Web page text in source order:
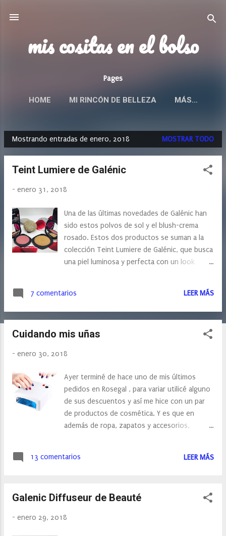
mis cositas en el bolso
Pages
HOME MI RINCÓN DE BELLEZA MÁS…
E
n
Mostrando entradas de enero, 2018 MOSTRAR TODO
Teint Lumiere de Galénic
- enero 31, 2018
Una de las últimas novedades de Galénic han
sido estos polvos de sol y el blush-crema
rosado. Estos dos productos se suman a la
colección Teint Lumiere de Galénic, que busca
una piel luminosa y perfecta con un look
7 comentarios LEER MÁS
Cuidando mis uñas
- enero 30, 2018
Ayer terminé de hace uno de mis últimos
pedidos en Rosegal , para variar utilicé alguno
de sus descuentos y así me hice con un par
de productos de cosmética. Y es que en
además de ropa, zapatos y accesorios,
ojo. En esta ocasión mi pedido lo he dirigido
soy. Esta es una lampara Led para las uñas, me
de descuento , así que su precio ha sido
13 comentarios LEER MÁS
Galenic Diffuseur de Beauté
- enero 29, 2018